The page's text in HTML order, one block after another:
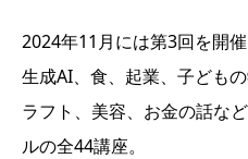
2024年11月には第3回を開催
生成AI、食、起業、子ども
ラフト、美容、お金の話な
ルの全44講座。